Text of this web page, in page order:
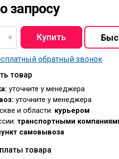
запросу
обратный звонок
товар
уточните у менеджера
уточните у менеджера
и области: курьером
транспортными
самовывоза
товара